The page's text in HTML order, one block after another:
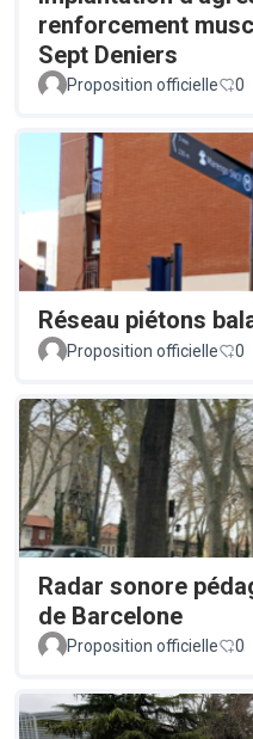
renforcement
Sept Deniers
Proposition officielle 0
Réseau piétons
Proposition officielle
0
Radar sonore
de Barcelone
Proposition officielle 0